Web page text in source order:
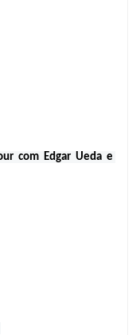
com Edgar Ueda e